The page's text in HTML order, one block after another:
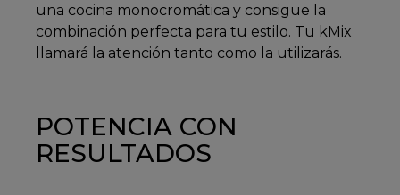
una cocina monocromática y consigue la
combinación perfecta para tu estilo. Tu kMix
llamará la atención tanto como la utilizarás.
POTENCIA CON
RESULTADOS